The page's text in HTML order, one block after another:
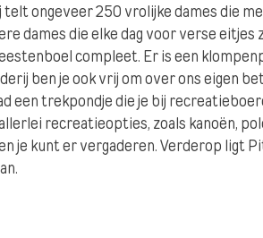
ongeveer 250 vrolijke dames die
dames die elke dag voor verse eitjes
compleet. Er is een
ben je ook vrij om over ons eigen
een trekpondje die je bij
recreatieopties, zoals kanoën,
je kunt er vergaderen. Verderop ligt